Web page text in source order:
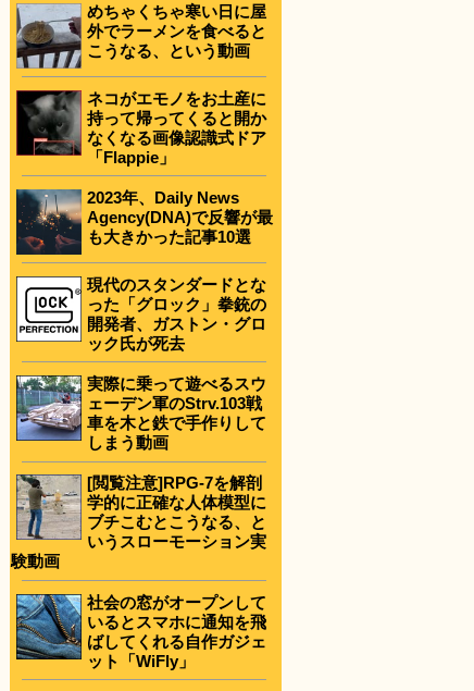
めちゃくちゃ寒い日に屋
外でラーメンを食べると
こうなる、という動画
ネコがエモノをお土産に
持って帰ってくると開か
なくなる画像認識式ドア
「Flappie」
2023年、Daily News
Agency(DNA)で反響が最
も大きかった記事10選
現代のスタンダードとな
った「グロック」拳銃の
開発者、ガストン・グロ
ック氏が死去
実際に乗って遊べるスウ
ェーデン軍のStrv.103戦
車を木と鉄で手作りして
しまう動画
[閲覧注意]RPG-7を解剖
学的に正確な人体模型に
ブチこむとこうなる、と
いうスローモーション実
験動画
社会の窓がオープンして
いるとスマホに通知を飛
ばしてくれる自作ガジェ
ット「WiFly」